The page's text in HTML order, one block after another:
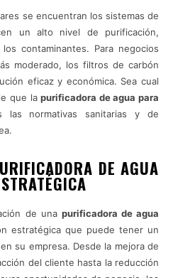
se encuentran los sistemas de
un alto nivel de purificación,
contaminantes. Para negocios
moderado, los filtros de carbón
eficaz y económica. Sea cual
que lapurificadora de agua para
las normativas sanitarias y de
DE AGUA
de una purificadora de agua
estratégica que puede tener un
su empresa. Desde la mejora de
del cliente hasta la reducción